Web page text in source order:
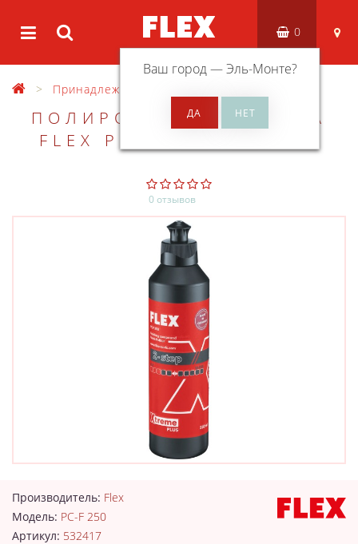
Ваш город —Эль-Монте?
0
Принадлежности
ПОЛИРОВАЛЬНАЯ ПАСТА
FLEX PC-F 250, 250 МЛ
0 отзывов
Производитель: Flex
Модель: PC-F 250
Артикул: 532417